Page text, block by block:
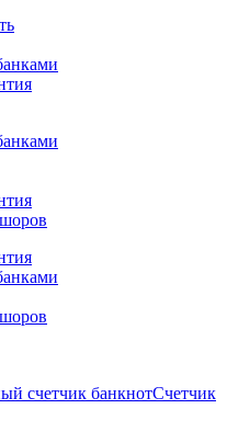
счетчик банкнотСчетчик